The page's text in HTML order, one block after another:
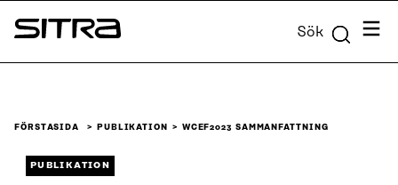
Skip to
content
Sitra Sök Meny
FÖRSTASIDA PUBLIKATION WCEF2023 SAMMANFATTNING
PUBLIKATION